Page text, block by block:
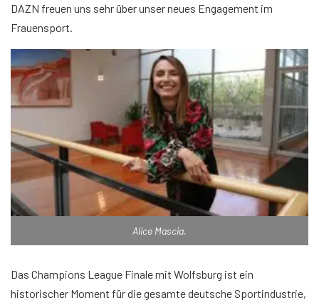
DAZN freuen uns sehr über unser neues Engagement im
Frauensport.
Alice Mascia.
Das Champions League Finale mit Wolfsburg ist ein
historischer Moment für die gesamte deutsche Sportindustrie,